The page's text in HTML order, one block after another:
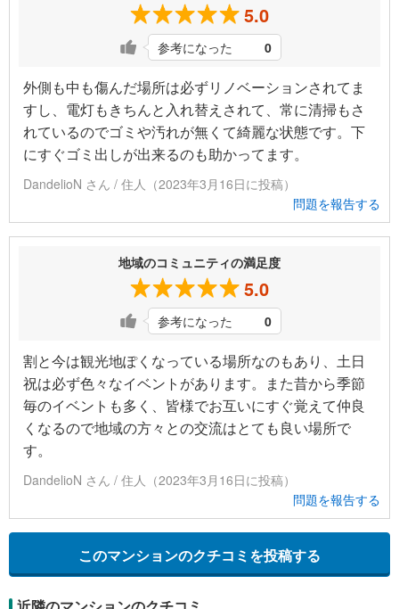
5.0
参考になった 0
外側も中も傷んだ場所は必ずリノベーションされてま
すし、電灯もきちんと入れ替えされて、常に清掃もさ
れているのでゴミや汚れが無くて綺麗な状態です。下
にすぐゴミ出しが出来るのも助かってます。
DandelioN さん / 住人（2023年3月16日に投稿）
問題を報告する
地域のコミュニティの満足度
5.0
参考になった 0
割と今は観光地ぽくなっている場所なのもあり、土日
祝は必ず色々なイベントがあります。また昔から季節
毎のイベントも多く、皆様でお互いにすぐ覚えて仲良
くなるので地域の方々との交流はとても良い場所で
す。
DandelioN さん / 住人（2023年3月16日に投稿）
問題を報告する
このマンションのクチコミを投稿する